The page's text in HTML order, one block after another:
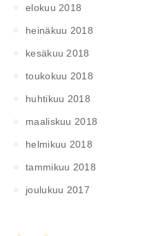
elokuu 2018
heinäkuu 2018
kesäkuu 2018
toukokuu 2018
huhtikuu 2018
maaliskuu 2018
helmikuu 2018
tammikuu 2018
joulukuu 2017